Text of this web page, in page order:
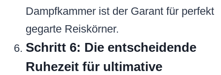
Dampfkammer ist der Garant für perfekt
gegarte Reiskörner.
Schritt 6: Die entscheidende
Ruhezeit für ultimative